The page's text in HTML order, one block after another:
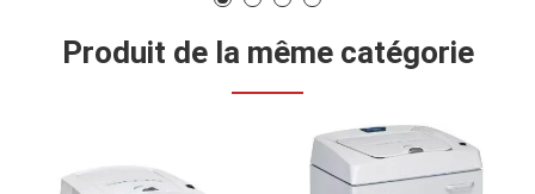
Produit de la même catégorie